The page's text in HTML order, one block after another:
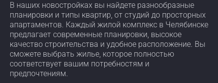
В наших новостройках вы найдете разнообразные
планировки и типы квартир, от студий до просторных
апартаментов. Каждый жилой комплекс в Челябинске
предлагает современные планировки, высокое
качество строительства и удобное расположение. Вы
сможете выбрать жилье, которое полностью
соответствует вашим потребностям и
предпочтениям.